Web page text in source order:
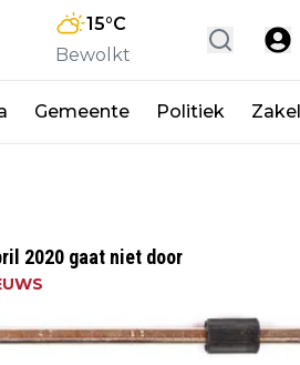
15°C
Bewolkt
Gemeente Politiek
2020 gaat niet door